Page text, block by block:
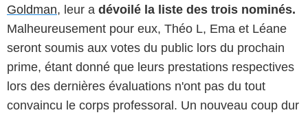
Goldman, leur a dévoilé la liste des trois nominés.
Malheureusement pour eux, Théo L, Ema et Léane
seront soumis aux votes du public lors du prochain
prime, étant donné que leurs prestations respectives
lors des dernières évaluations n'ont pas du tout
convaincu le corps professoral. Un nouveau coup dur